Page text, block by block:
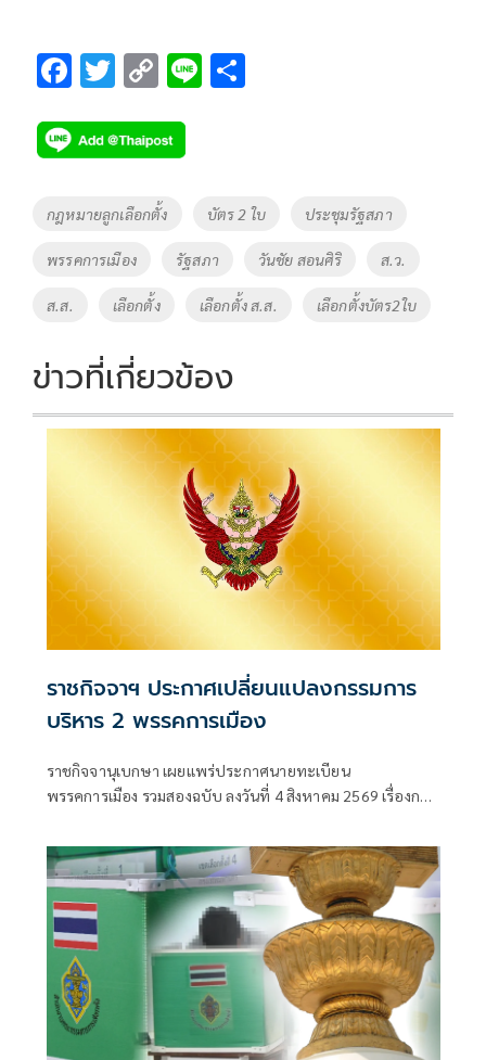
F
e
b
o
k
T
tt
er
C
p
y
Li
Li
Tags
กฎหมายลูกเลือกตั้ง บัตร 2 ใบ ประชุมรัฐสภา
พรรคการเมือง รัฐสภา วันชัย สอนศิริ ส.ว.
ส.ส. เลือกตั้ง เลือกตั้ง ส.ส. เลือกตั้งบัตร2ใบ
ข่าวที่เกี่ยวข้อง
ราชกิจจาฯ ประกาศเปลี่ยนแปลงกรรมการ
บริหาร 2 พรรคการเมือง
ราชกิจจานุเบกษา เผยแพร่ประกาศนายทะเบียน
พรรคการเมือง รวมสองฉบับ ลงวันที่ 4 สิงหาคม 2569 เรื่องการ